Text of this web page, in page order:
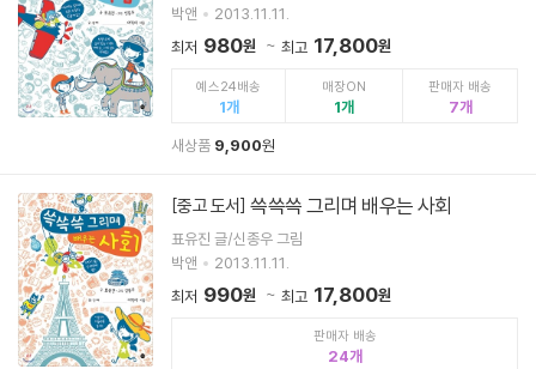
박앤
2013.11.11.
최저 980원 최고 17,800원
예스24배송
1
매장ON
1
판매자 배송
7
새상품 9,900원
[중고 도서] 쓱쓱쓱 그리며 배우는 사회
표유진 글/신종우 그림
박앤
2013.11.11.
최저 990원 최고 17,800원
판매자 배송
24